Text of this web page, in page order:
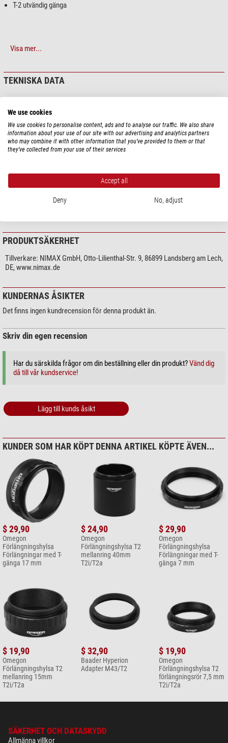
T-2 utvändig gänga
Visa mer...
TEKNISKA DATA
Adapter (på teleskopsidan)
Optisk bygglängd (mm)
30
Adapter (på kamerasidan)
T2
Färg
svart
Adapter
Utsidesmått LxBxH (mm)
PRODUKTSÄKERHET
Tillverkare: NIMAX GmbH, Otto-Lilienthal-Str. 9, 86899 Landsberg am Lech,
DE, www.nimax.de
KUNDERNAS ÅSIKTER
Det finns ingen kundrecension för denna produkt än.
Skriv din egen recension
Har du särskilda frågor om din beställning eller din produkt?Vänd dig
då till vår kundservice!
Lägg till kunds åsikt
KUNDER SOM HAR KÖPT DENNA ARTIKEL KÖPTE ÄVEN...
$ 29,90
Omegon
Förlängningshylsa
Förlängningar med T-
gänga 17 mm
$ 24,90
Omegon
Förlängningshylsa T2
mellanring 40mm
T2i/T2a
$ 29,90
Omegon
Förlängningshylsa
Förlängningar med T-
gänga 7 mm
$ 19,90
Omegon
Förlängningshylsa T2
mellanring 15mm
T2i/T2a
$ 32,90
Baader Hyperion
Adapter M43/T2
$ 19,90
Omegon
Förlängningshylsa T2
förlängningsrör 7,5 mm
T2i/T2a
SÄKERHET OCH DATASKYDD
Allmänna villkor
We use cookies
We use cookies to personalise content, ads and to analyse our traffic. We also share
information about your use of our site with our advertising and analytics partners
who may combine it with other information that you’ve provided to them or that
they’ve collected from your use of their services
Accept all
Deny No, adjust